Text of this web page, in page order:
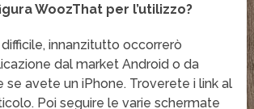
WoozThat per l’utilizzo?
innanzitutto occorrerò
dal market Android o da
se avete un iPhone. Troverete i link al
Poi seguire le varie schermate